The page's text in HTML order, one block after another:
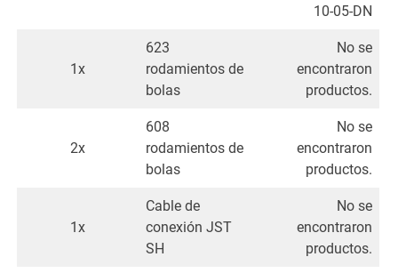
10-05-DN
1x
623
rodamientos de
bolas
No se
encontraron
productos.
2x
608
rodamientos de
bolas
No se
encontraron
productos.
1x
Cable de
conexión JST
SH
No se
encontraron
productos.